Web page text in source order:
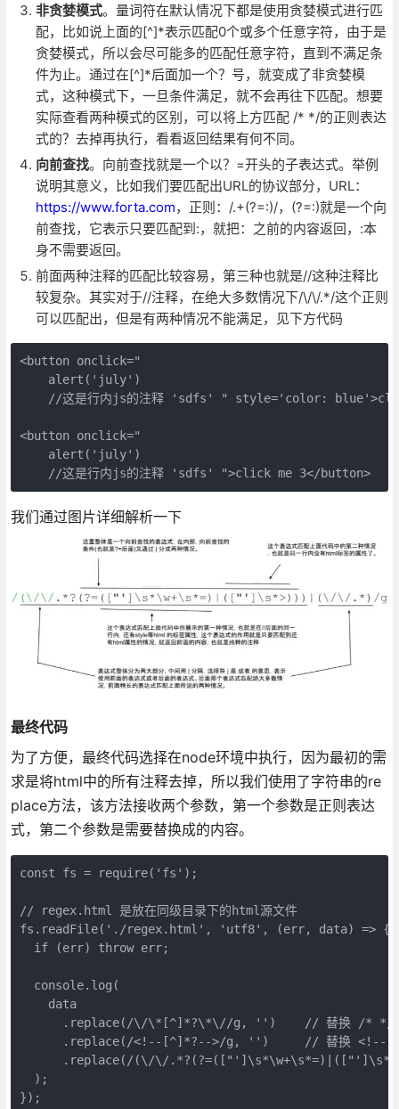
非贪婪模式。量词符在默认情况下都是使用贪婪模式进行匹
配，比如说上面的[^]*表示匹配0个或多个任意字符，由于是
贪婪模式，所以会尽可能多的匹配任意字符，直到不满足条
件为止。通过在[^]*后面加一个？号，就变成了非贪婪模
式，这种模式下，一旦条件满足，就不会再往下匹配。想要
实际查看两种模式的区别，可以将上方匹配 /* */的正则表达
式的？去掉再执行，看看返回结果有何不同。
向前查找。向前查找就是一个以？=开头的子表达式。举例
说明其意义，比如我们要匹配出URL的协议部分，URL：
https://www.forta.com，正则：/.+(?=:)/，(?=:)就是一个向
前查找，它表示只要匹配到:，就把：之前的内容返回，:本
身不需要返回。
前面两种注释的匹配比较容易，第三种也就是//这种注释比
较复杂。其实对于//注释，在绝大多数情况下/\/\/.*/这个正则
可以匹配出，但是有两种情况不能满足，见下方代码
<button onclick="
    alert('july')
//这是行内js的注释 'sdfs' " style='color:
<button onclick="
    alert('july')
    //这是行内js的注释 'sdfs' ">click me 3</button>
我们通过图片详细解析一下
最终代码
为了方便，最终代码选择在node环境中执行，因为最初的需
求是将html中的所有注释去掉，所以我们使用了字符串的re
place方法，该方法接收两个参数，第一个参数是正则表达
式，第二个参数是需要替换成的内容。
const fs = require('fs');
// regex.html 是放在同级目录下的html源文件
fs.readFile('./regex.html', 'utf8', (err, data) => {
  if (err) throw err;
  console.log(
    data
      .replace(/\/\*[^]*?\*\//g, '')    // 替换 /* */
.replace(/<!--[^]*?-->/g, '')     // 替换 <!--
.replace(/(\/\/
  );
});